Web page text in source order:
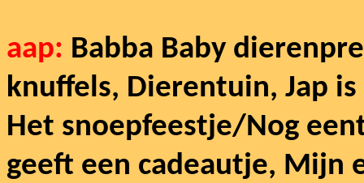
aap: Babba Baby
knuffels, Dierentuin, Jap
Het snoepfeestje/Nog
geeft een cadeautje, Mijn